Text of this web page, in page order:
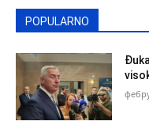
POPULARNO